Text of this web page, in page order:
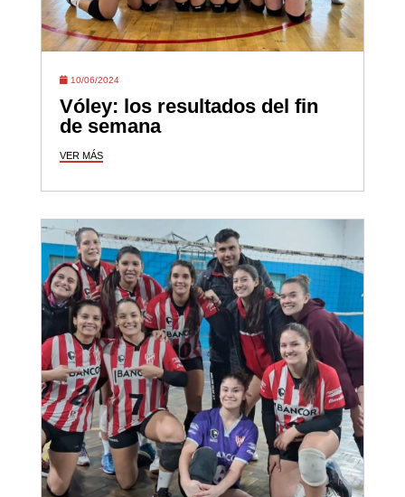
10/06/2024
Vóley: los resultados del fin
de semana
VER MÁS